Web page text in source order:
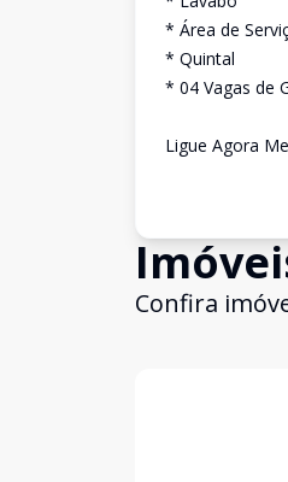
* Área de
* Quintal
* 04 Vagas de
Ligue Agora
Confira